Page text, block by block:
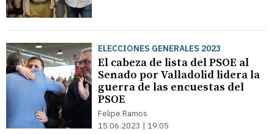
ELECCIONES GENERALES 2023
El cabeza de lista del PSOE al
Senado por Valladolid lidera la
guerra de las encuestas del
PSOE
Felipe Ramos
15.06.2023 | 19:05